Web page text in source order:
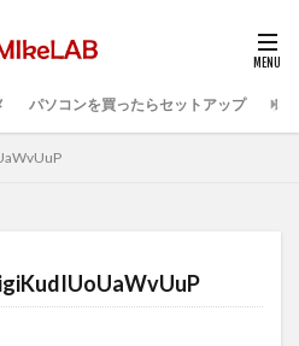
パソコンを買ったらセットアップ プ
PC準備
グラミング言語